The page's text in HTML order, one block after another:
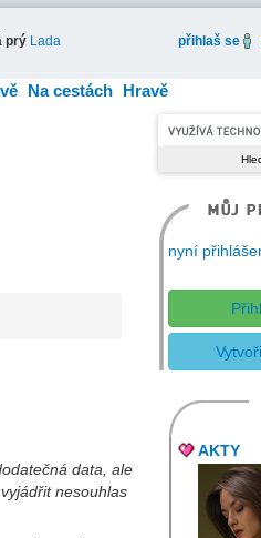
prý Lada přihlaš se
Na cestách Hravě
data, ale
nesouhlas
nyní
AKTY